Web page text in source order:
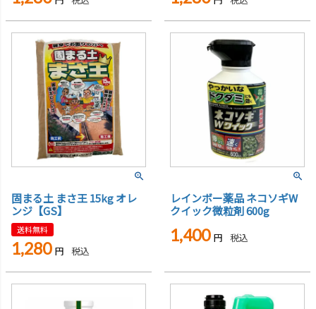
固まる土 まさ王 15kg オレ
ンジ【GS】
送料無料
1,280 税込
レインボー薬品 ネコソギW
クイック微粒剤 600g
1,400 税込